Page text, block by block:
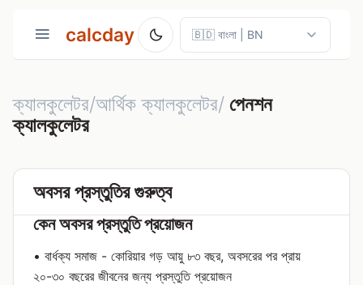
calcday
ক্যালকুলেটর/আর্থিক ক্যালকুলেটর/ পেনশন
ক্যালকুলেটর
অবসর প্রস্তুতির গুরুত্ব
কেন অবসর প্রস্তুতি প্রয়োজন
• বার্ধক্য সমাজ - কোরিয়ার গড় আয়ু ৮৩ বছর, অবসরের পর প্রায়
২০-৩০ বছরের জীবনের জন্য প্রস্তুতি প্রয়োজন